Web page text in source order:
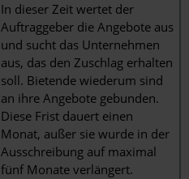
In dieser Zeit wertet der
Auftraggeber die Angebote aus
und sucht das Unternehmen
aus, das den Zuschlag erhalten
soll. Bietende wiederum sind
an ihre Angebote gebunden.
Diese Frist dauert einen
Monat, außer sie wurde in der
Ausschreibung auf maximal
fünf Monate verlängert.